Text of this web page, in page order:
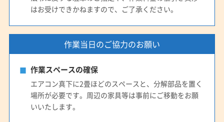
(愛知県) 西尾市
(愛知県) 大府市
(愛知県) 丹羽郡大口町
(愛知県) 知多郡東浦町
(愛知県) 知多郡南知多町
(愛知県) 知多郡美浜町
(愛知県) 知多郡武豊町
(愛知県) 津島市
(愛知県) 田原市
(愛知県) 日進市
(愛知県) 半田市
(愛知県) 尾張旭市
(愛知県) 碧南市
はお受けできかねますので、ご了承ください。
作業当日のご協力のお願い
作業スペースの確保
エアコン真下に2畳ほどのスペースと、分解部品を置く
場所が必要です。周辺の家具等は事前にご移動をお願
いいたします。